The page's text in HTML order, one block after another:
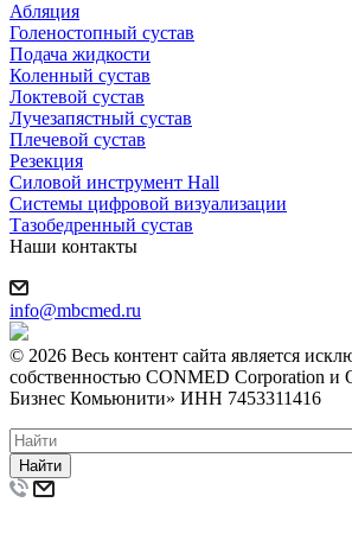
Абляция
Голеностопный сустав
Подача жидкости
Коленный сустав
Локтевой сустав
Лучезапястный сустав
Плечевой сустав
Резекция
Силовой инструмент Hall
Системы цифровой визуализации
Тазобедренный сустав
Наши контакты
info@mbcmed.ru
© 2026 Весь контент сайта является
собственностью CONMED Corporation
Бизнес Комьюнити» ИНН 7453311416
Найти